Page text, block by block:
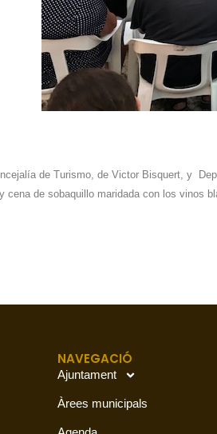
de Turismo, de Victor Bisquert, y
cena de sobaquillo maridada con los vinos
NAVEGACIÓ
Ajuntament
Àrees municipals